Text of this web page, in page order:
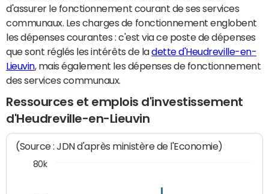
d'assurer le fonctionnement courant de ses services
communaux. Les charges de fonctionnement englobent
les dépenses courantes : c'est via ce poste de dépenses
que sont réglés les intérêts de ladette d'Heudreville-en-
Lieuvin, mais également les dépenses de fonctionnement
des services communaux.
Ressources et emplois d'investissement
d'Heudreville-en-Lieuvin
(Source : JDN d'après ministère de l'Economie)
80k